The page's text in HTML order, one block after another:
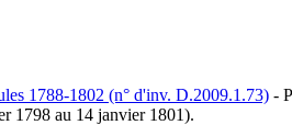
1788-1802 (n° d'inv. D.2009.1.73) -
1798 au 14 janvier 1801).